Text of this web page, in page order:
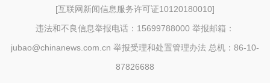
[互联网新闻信息服务许可证10120180010]
违法和不良信息举报电话：15699788000 举报邮箱：
jubao@chinanews.com.cn 举报受理和处置管理办法 总机：86-10-
87826688